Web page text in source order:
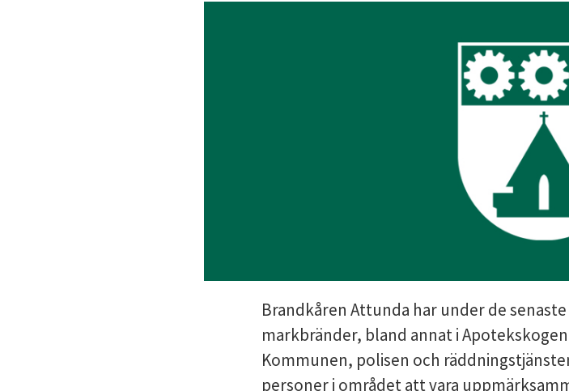
Brandkåren Attunda har under de
markbränder, bland annat i
Kommunen, polisen och
personer i området att vara